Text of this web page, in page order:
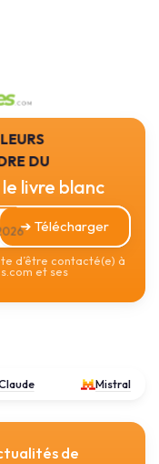
du
livre blanc
➔ Télécharger
d’être contacté(e) à
et ses
Mistral
de